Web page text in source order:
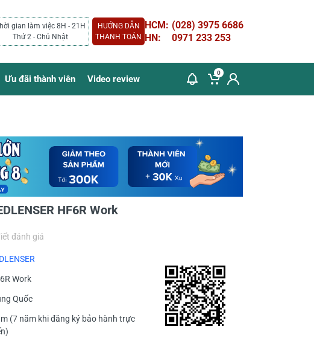
gian làm việc 8H - 21H
Thứ 2 - Chủ Nhật
HƯỚNG DẪN
THANH TOÁN
HCM: (028) 3975 6686
HN:
0971 233 253
Ưu đãi thành viên Video review
0
HF6R Work
đánh giá
Work
Quốc
(7 năm khi đăng ký bảo hành trực